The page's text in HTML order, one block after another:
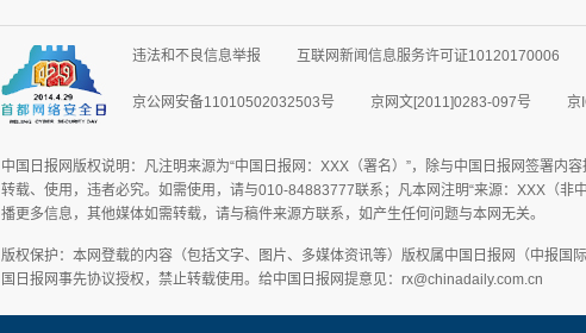
违法和不良信息举报 互联网新闻信息服务许可证10120170006
京公网安备11010502032503号 京网文[2011]0283-097号 京
中国日报网版权说明：凡注明来源为“中国日报网：XXX（署名）”，除与中国日报网签署内
转载、使用，违者必究。如需使用，请与010-84883777联系；凡本网注明“来源：XXX（非
播更多信息，其他媒体如需转载，请与稿件来源方联系，如产生任何问题与本网无关。
版权保护：本网登载的内容（包括文字、图片、多媒体资讯等）版权属中国日报网（中报国
国日报网事先协议授权，禁止转载使用。给中国日报网提意见：rx@chinadaily.com.cn